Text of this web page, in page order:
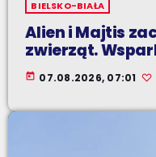
BIELSKO-BIAŁA
Alien i Majtis
zwierząt.
today 07.08.2026, 07:01